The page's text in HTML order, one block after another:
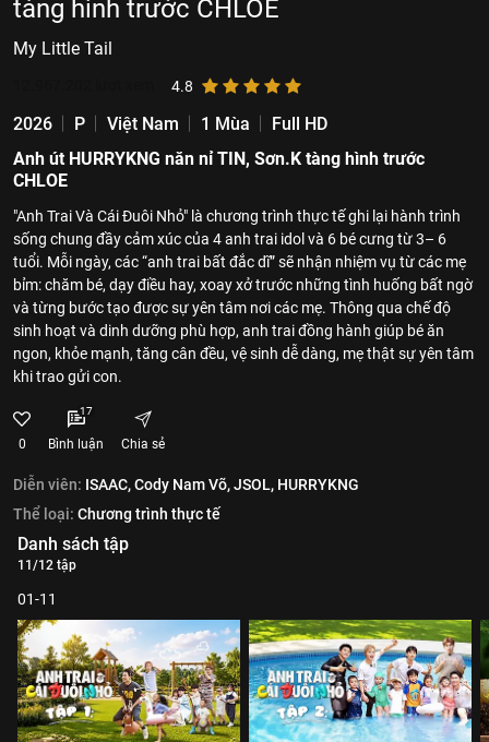
tàng hình trước CHLOE
My Little Tail
4.8
2026 P Việt Nam 1 Mùa
Full HD
Anh út HURRYKNG năn nỉ TIN, Sơn.K tàng hình trước
CHLOE
"Anh Trai Và Cái Đuôi Nhỏ" là chương trình thực tế ghi lại hành trình
sống chung đầy cảm xúc của 4 anh trai idol và 6 bé cưng từ 3– 6
tuổi. Mỗi ngày, các “anh trai bất đắc dĩ” sẽ nhận nhiệm vụ từ các mẹ
bỉm: chăm bé, dạy điều hay, xoay xở trước những tình huống bất ngờ
và từng bước tạo được sự yên tâm nơi các mẹ. Thông qua chế độ
sinh hoạt và dinh dưỡng phù hợp, anh trai đồng hành giúp bé ăn
ngon, khỏe mạnh, tăng cân đều, vệ sinh dễ dàng, mẹ thật sự yên tâm
khi trao gửi con.
0
17
Bình luận Chia sẻ
Diễn viên: ISAAC,Cody Nam Võ,JSOL, HURRYKNG
Thể loại: Chương trình thực tế
Danh sách tập
11/12 tập
01-11